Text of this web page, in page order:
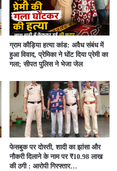
ग्राम कौड़िया हत्या कांड: अवैध संबंध में
हुआ विवाद, प्रेमिका ने घोंट दिया प्रेमी का
गला; सीपत पुलिस ने भेजा जेल
फेसबुक पर दोस्ती, शादी का झांसा और
नौकरी दिलाने के नाम पर ₹10.98 लाख
की ठगी : आरोपी गिरफ्तार…